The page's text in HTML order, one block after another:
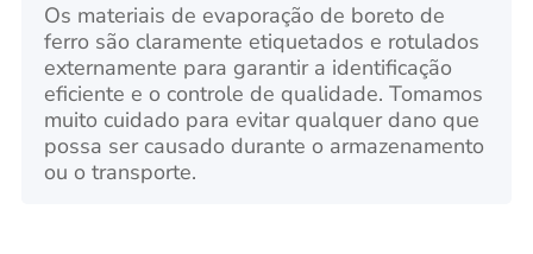
Os materiais de evaporação de boreto de
ferro são claramente etiquetados e rotulados
externamente para garantir a identificação
eficiente e o controle de qualidade. Tomamos
muito cuidado para evitar qualquer dano que
possa ser causado durante o armazenamento
ou o transporte.